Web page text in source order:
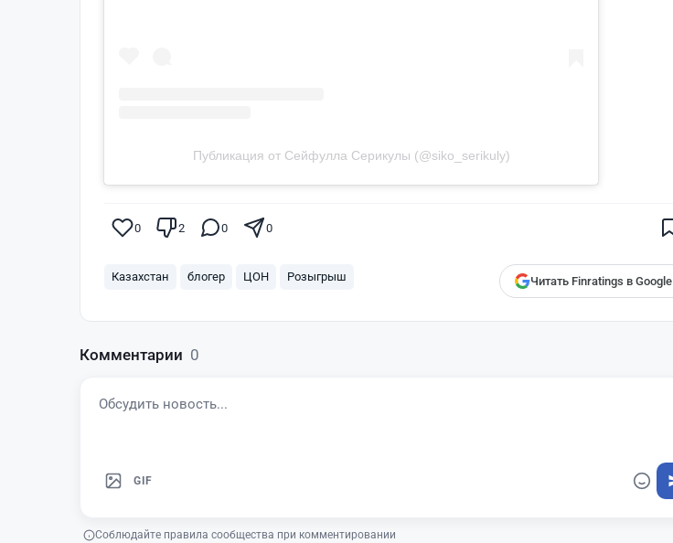
Публикация от Сейфулла Серикулы (@siko_serikuly)
0 2 0 0
Казахстан блогер ЦОН Розыгрыш Читать Finratings в Google
Поставьте галочку рядом с
Комментарии 0
GIF
Соблюдайте правила сообщества при комментировании